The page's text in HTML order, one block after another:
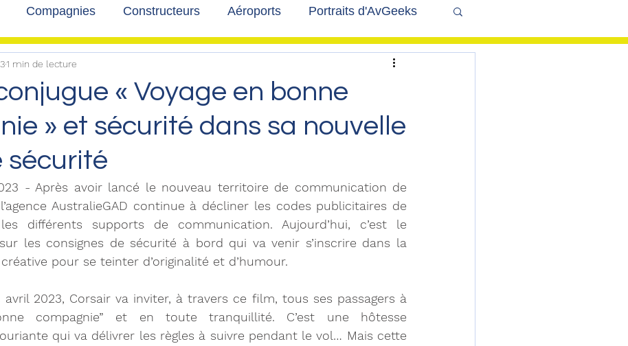
Compagnies Constructeurs Aéroports Portraits d'AvGeeks
album photo Coté Coulisses
« Voyage en bonne
» et sécurité dans sa nouvelle
sécurité
1 min de lecture
- Après avoir lancé le nouveau territoire de communication de
AustralieGAD continue à décliner les codes publicitaires de
différents supports de communication. Aujourd’hui, c’est le
les consignes de sécurité à bord qui va venir s’inscrire dans la
pour se teinter d’originalité et d’humour.
2023, Corsair va inviter, à travers ce film, tous ses passagers à
compagnie” et en toute tranquillité. C’est une hôtesse
qui va délivrer les règles à suivre pendant le vol… Mais cette